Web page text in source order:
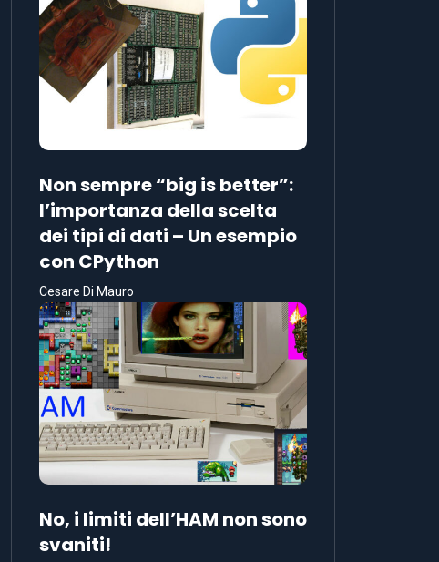
Non sempre “big is better”:
l’importanza della scelta
dei tipi di dati – Un esempio
con CPython
Cesare Di Mauro
No, i limiti dell’HAM non sono
svaniti!